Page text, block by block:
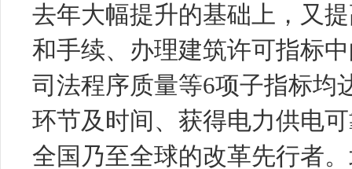
去年大幅提升的基础上，又
和手续、办理建筑许可指标
司法程序质量等6项子指标均
环节及时间、获得电力供电
全国乃至全球的改革先行者